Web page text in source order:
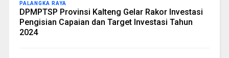
PALANGKA RAYA
DPMPTSP Provinsi Kalteng Gelar Rakor Investasi
Pengisian Capaian dan Target Investasi Tahun
2024